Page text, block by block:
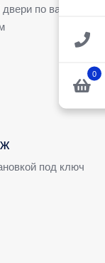
0
по вашим
под ключ